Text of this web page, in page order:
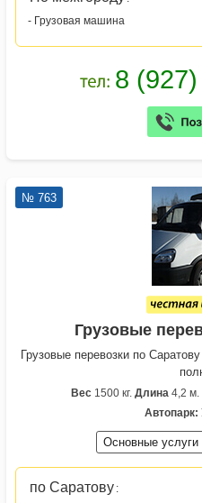
- Грузовая машина
№ 763
Грузовые
Грузовые перевозки по
Вес 1500 кг. Длина 4,2 м.
Автопарк:
Основные услуги
по Саратову :